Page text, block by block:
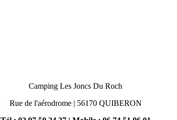
Camping Les Joncs Du Roch
Rue de l'aérodrome | 56170 QUIBERON